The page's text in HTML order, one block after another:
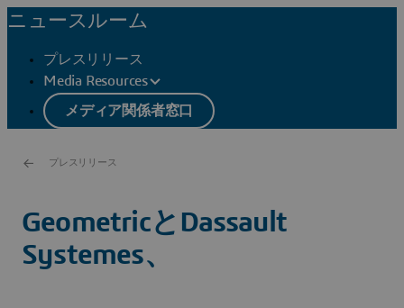
ニュースルーム
プレスリリース
Media Resources
メディア関係者窓口
プレスリリース
GeometricとDassault
Systemes、